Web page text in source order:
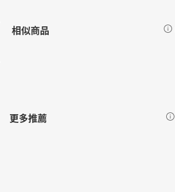
相似商品
更多推薦